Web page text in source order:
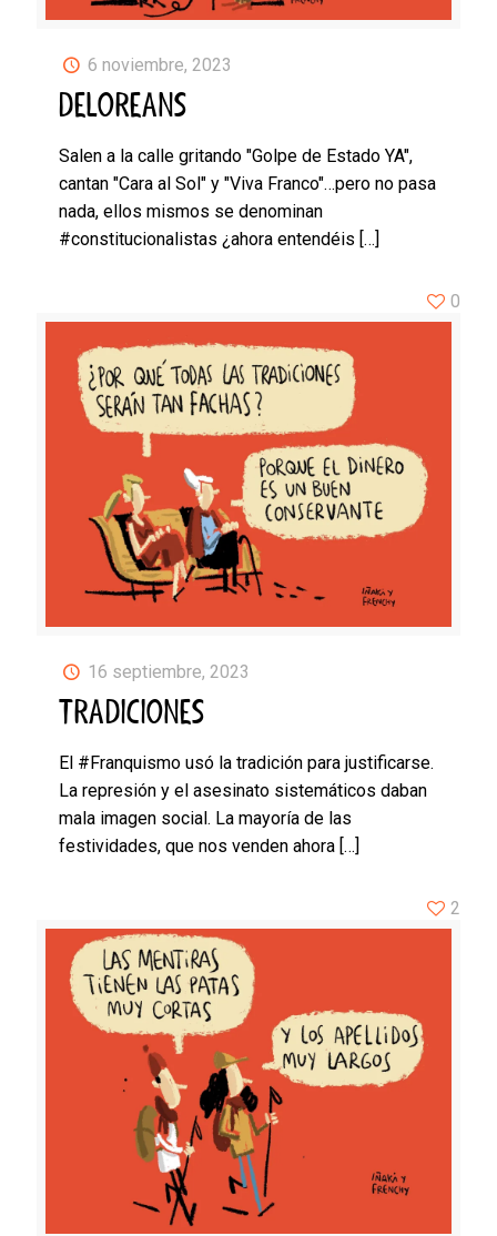
6 noviembre, 2023
DELOREANS
Salen a la calle gritando "Golpe de Estado YA",
cantan "Cara al Sol" y "Viva Franco"…pero no pasa
nada, ellos mismos se denominan
#constitucionalistas ¿ahora entendéis […]
16 septiembre, 2023
TRADICIONES
El #Franquismo usó la tradición para justificarse.
La represión y el asesinato sistemáticos daban
mala imagen social. La mayoría de las
festividades, que nos venden ahora […]
0
2